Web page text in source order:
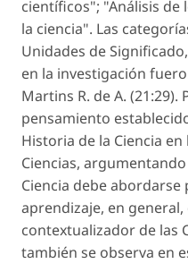
científicos"; "Análisis
la ciencia". Las
Unidades de
en la investigación
Martins R. de A.
pensamiento
Historia de la Ciencia en
Ciencias,
Ciencia debe abordarse
aprendizaje, en
contextualizador de las
también se observa en